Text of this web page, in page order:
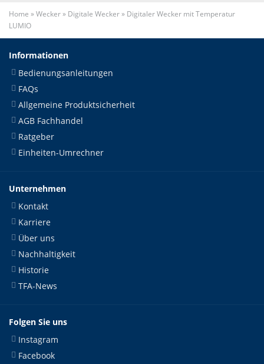
Home »Wecker» Digitale Wecker» Digitaler Wecker mit Temperatur
LUMIO
Informationen
Bedienungsanleitungen
FAQs
Allgemeine Produktsicherheit
AGB Fachhandel
Ratgeber
Einheiten-Umrechner
Unternehmen
Kontakt
Karriere
Über uns
Nachhaltigkeit
Historie
TFA-News
Folgen Sie uns
Instagram
Facebook